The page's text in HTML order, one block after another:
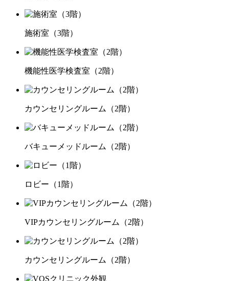
施術室（3階）
機能性医学検査室（2階）
カウンセリングルーム（2階）
バキューメッドルーム（2階）
ロビー（1階）
VIPカウンセリングルーム（2階）
カウンセリングルーム（2階）